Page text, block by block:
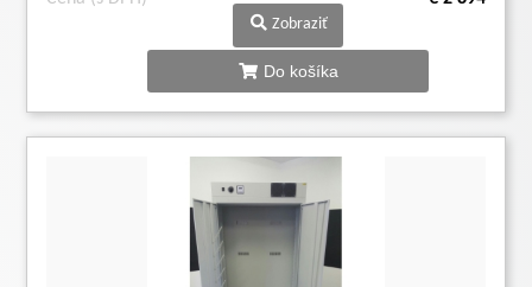
Zobraziť
Do košíka